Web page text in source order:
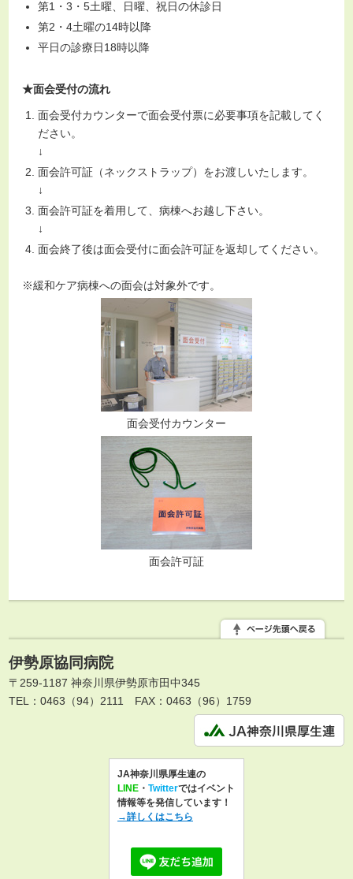
第1・3・5土曜、日曜、祝日の休診日
第2・4土曜の14時以降
平日の診療日18時以降
★面会受付の流れ
面会受付カウンターで面会受付票に必要事項を記載してく
ださい。
↓
面会許可証（ネックストラップ）をお渡しいたします。
↓
面会許可証を着用して、病棟へお越し下さい。
↓
面会終了後は面会受付に面会許可証を返却してください。
※緩和ケア病棟への面会は対象外です。
面会受付カウンター
面会許可証
伊勢原協同病院
〒259-1187 神奈川県伊勢原市田中345
TEL：0463（94）2111
FAX：0463（96）1759
JA神奈川県厚生連の
LINE ・ Twitterではイベント
情報等を発信しています！
→詳しくはこちら